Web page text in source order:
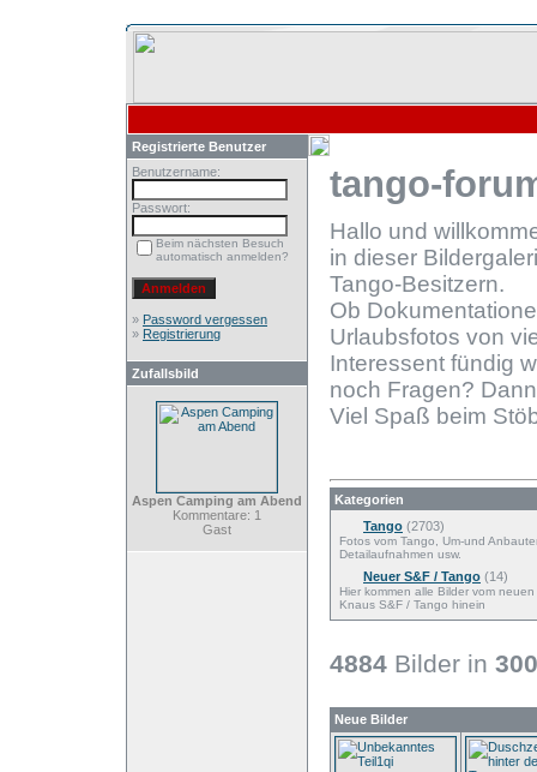
Registrierte Benutzer
Benutzername:
Passwort:
Beim nächsten Besuch
automatisch anmelden?
» Password vergessen
» Registrierung
Zufallsbild
Aspen Camping am Abend
Kommentare: 1
Gast
tango-
Hallo und
in dieser
Tango-Besitzern.
Ob
Urlaubsfotos von
Interessent fündig
noch Fragen?
Viel Spaß beim
Kategorien
Tango (2703)
Fotos vom Tango, Um-und
Detailaufnahmen usw.
Neuer S&F / Tango (14)
Hier kommen alle Bilder vom neuen
Knaus S&F / Tango hinein
4884 Bilder in 300
Neue Bilder